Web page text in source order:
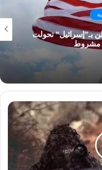
بـ”إسرائيل” تحولت
مشروط